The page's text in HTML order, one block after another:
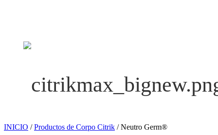
INICIO /Productos de Corpo Citrik / Neutro Germ®